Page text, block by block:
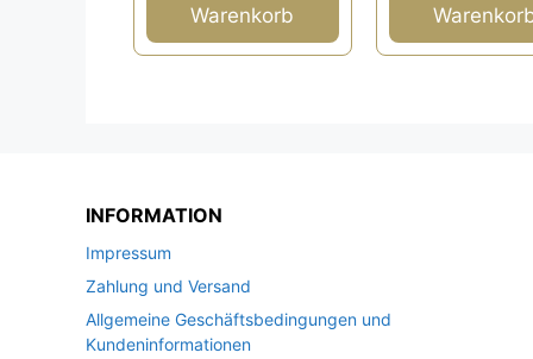
Warenkorb
INFORMATION
Impressum
Zahlung und Versand
Allgemeine Geschäftsbedingungen und
Kundeninformationen